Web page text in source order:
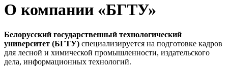
О компании «БГТУ»
Белорусский государственный технологический
университет (БГТУ) специализируется на подготовке кадров
для лесной и химической промышленности, издательского
дела, информационных технологий.